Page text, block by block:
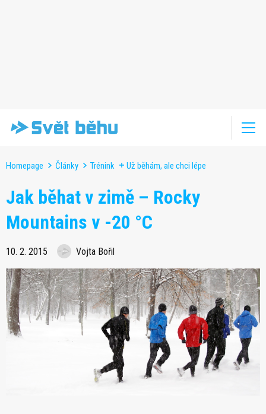
Homepage Články Trénink Už běhám, ale chci lépe
Jak běhat v zimě – Rocky
Mountains v -20 °C
10. 2. 2015 Vojta Bořil